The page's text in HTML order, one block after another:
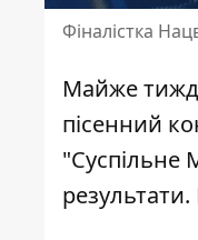
Фіналістка
Майже
пісенний
"Суспільне